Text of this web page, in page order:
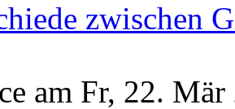
zwischen
am Fr, 22.